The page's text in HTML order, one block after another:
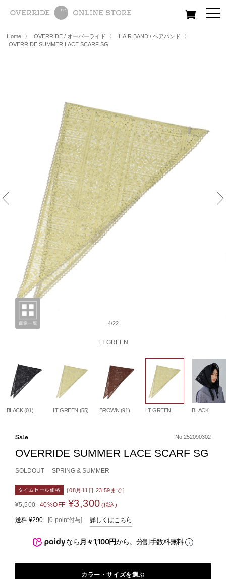
All Women Men
Home 〉 OVERRIDE / オーバーライド 〉 HAIR BAND / ヘアバンド
〉
OVERRIDE SUMMER LACE SCARF SG
4/22
LT GREEN
BLACK (01) LT GREEN (55) BROWN (91) LT GREEN BLACK
Sale No.252090302
OVERRIDE SUMMER LACE SCARF SG
SOLDOUT SPRING & SUMMER
タイムセール価格 ［08月11日 23:59まで］
¥5,500 40%OFF ¥3,300 (税込)
送料 ¥290 [0 point付与] 詳しくはこちら
なら月々1,100円から。分割手数料無料
カラー・サイズを選ぶ